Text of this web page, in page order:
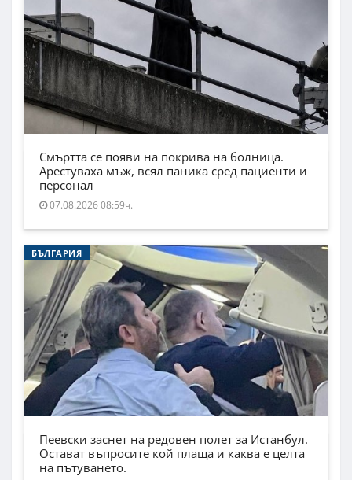
Смъртта се появи на покрива на болница.
Арестуваха мъж, всял паника сред пациенти и
персонал
07.08.2026 08:59ч.
БЪЛГАРИЯ
Пеевски заснет на редовен полет за Истанбул.
Остават въпросите кой плаща и каква е целта
на пътуването.